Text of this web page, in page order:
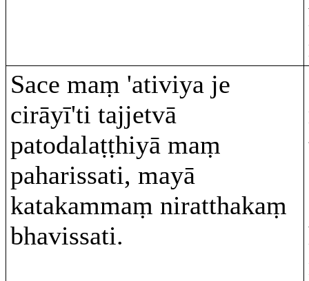
Sace maṃ 'ativiya je
cirāyī'ti tajjetvā
patodalaṭṭhiyā maṃ
paharissati, mayā
katakammaṃ niratthakaṃ
bhavissati.